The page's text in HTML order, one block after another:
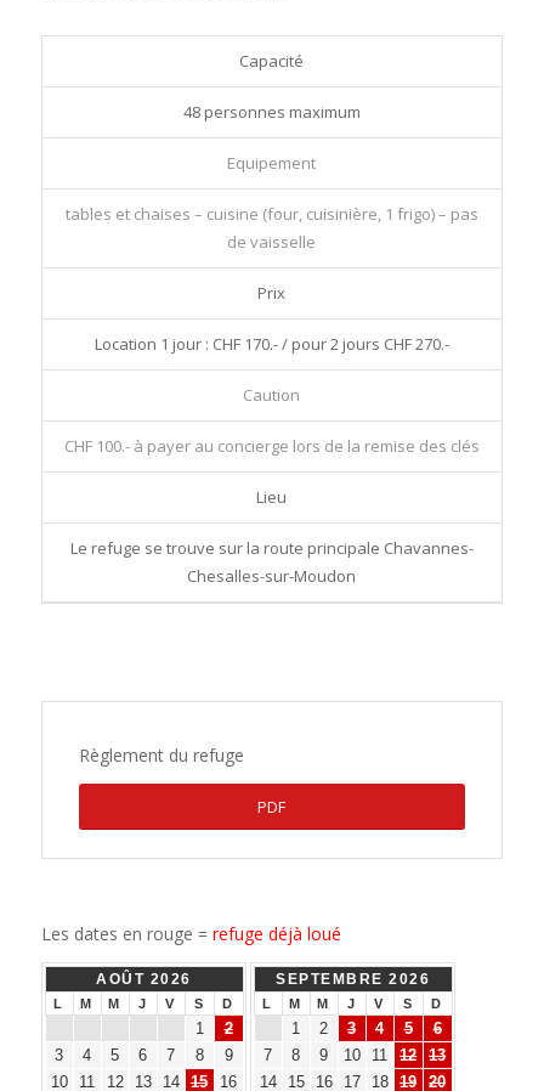
Capacité
48 personnes maximum
Equipement
tables et chaises – cuisine (four, cuisinière, 1 frigo) – pas
de vaisselle
Prix
Location 1 jour : CHF 170.- / pour 2 jours CHF 270.-
Caution
CHF 100.- à payer au concierge lors de la remise des clés
Lieu
Le refuge se trouve sur la route principale Chavannes-
Chesalles-sur-Moudon
Règlement du refuge
PDF
Les dates en rouge = refuge déjà loué
AOÛT 2026
L M M J V S D
1
2
3
4 5 6 7 8
9
10
11 12 13 14 15 16
SEPTEMBRE 2026
L M M J V S D
1 2 3 4 5
6
7
8 9 10 11 12
13
14
15 16 17 18 19 20